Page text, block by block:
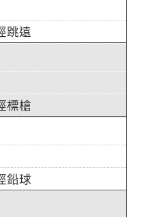
跳遠
標槍
鉛球